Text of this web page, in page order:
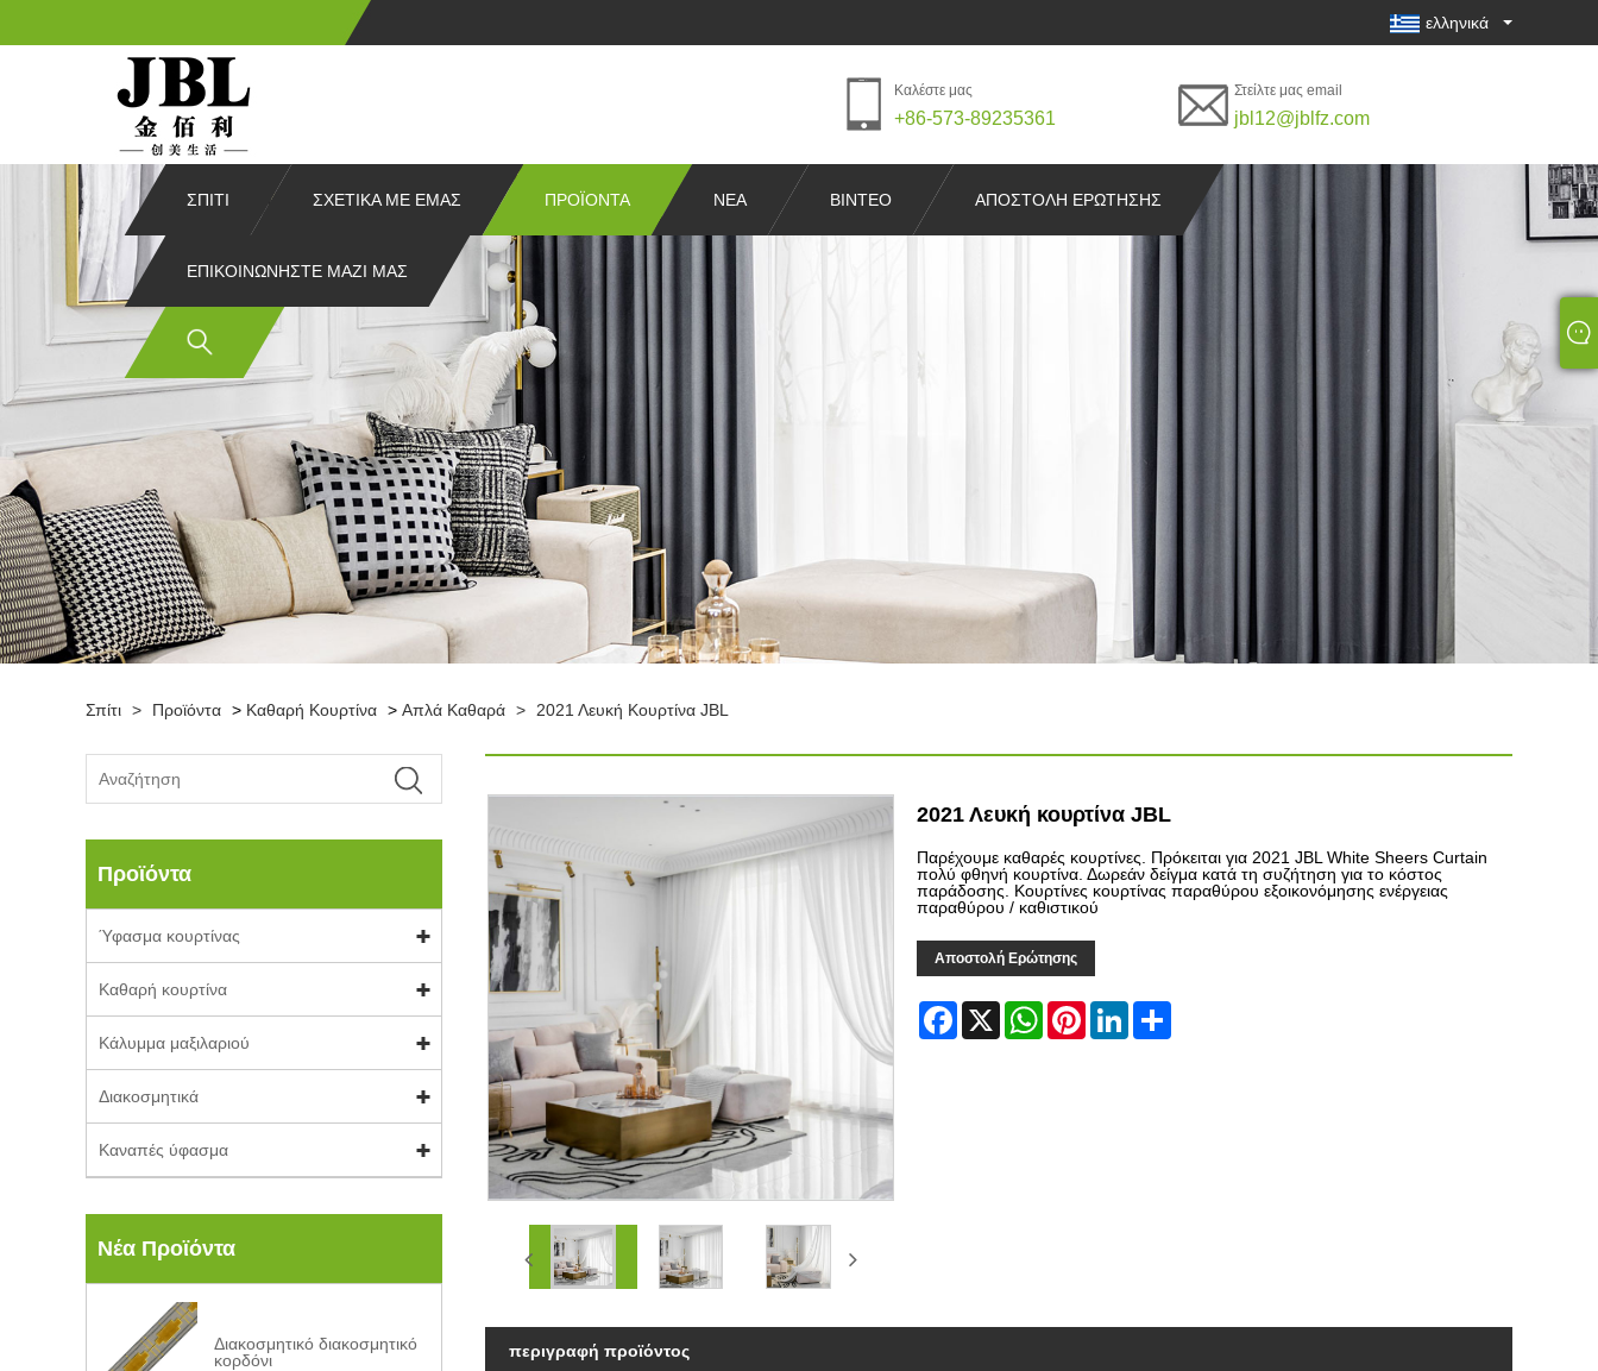
ελληνικά
Καλέστε μας
+86-573-89235361
Στείλτε μας email
jbl12@jblfz.com
ΣΠΊΤΙ ΣΧΕΤΙΚΆ ΜΕ ΕΜΆΣ ΠΡΟΪΌΝΤΑ ΝΈΑ ΒΊΝΤΕΟ ΑΠΟΣΤΟΛΉ ΕΡΏΤΗΣΗΣ
ΕΠΙΚΟΙΝΩΝΉΣΤΕ ΜΑΖΊ ΜΑΣ
Σπίτι > Προϊόντα > Καθαρή Κουρτίνα > Απλά Καθαρά > 2021 Λευκή Κουρτίνα JBL
Προϊόντα
Ύφασμα κουρτίνας
Καθαρή κουρτίνα
Κάλυμμα μαξιλαριού
Διακοσμητικά
Καναπές ύφασμα
Νέα Προϊόντα
Διακοσμητικό διακοσμητικό
κορδόνι
2021 Λευκή κουρτίνα JBL
Παρέχουμε καθαρές κουρτίνες. Πρόκειται για 2021 JBL White Sheers Curtain
πολύ φθηνή κουρτίνα. Δωρεάν δείγμα κατά τη συζήτηση για το κόστος
παράδοσης. Κουρτίνες κουρτίνας παραθύρου εξοικονόμησης ενέργειας
παραθύρου / καθιστικού
Αποστολή Ερώτησης
Facebook
X WhatsAppPinterestLinkedInShare
περιγραφή προϊόντος